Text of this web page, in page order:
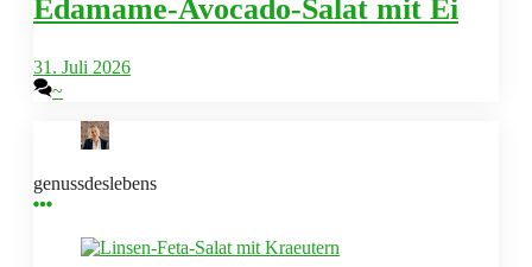
Edamame-Avocado-Salat mit Ei
31. Juli 2026
~
genussdeslebens